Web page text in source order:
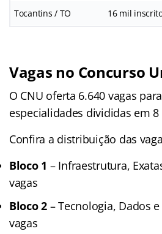
Tocantins / TO 16 mil
Vagas no Concurso
O CNU oferta 6.640 vagas
especialidades divididas em
Confira a distribuição das
Bloco 1 – Infraestrutura,
vagas
Bloco 2 – Tecnologia, Dados
vagas